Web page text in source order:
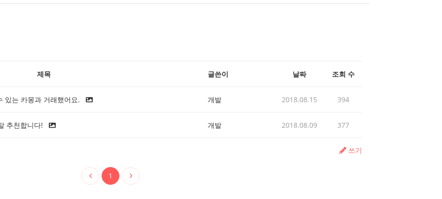
제목 글쓴이 날짜 조회 수
있는 카몽과 거래했어요. 개발 2018.08.15 394
추천합니다! 개발 2018.08.09 377
쓰기
1